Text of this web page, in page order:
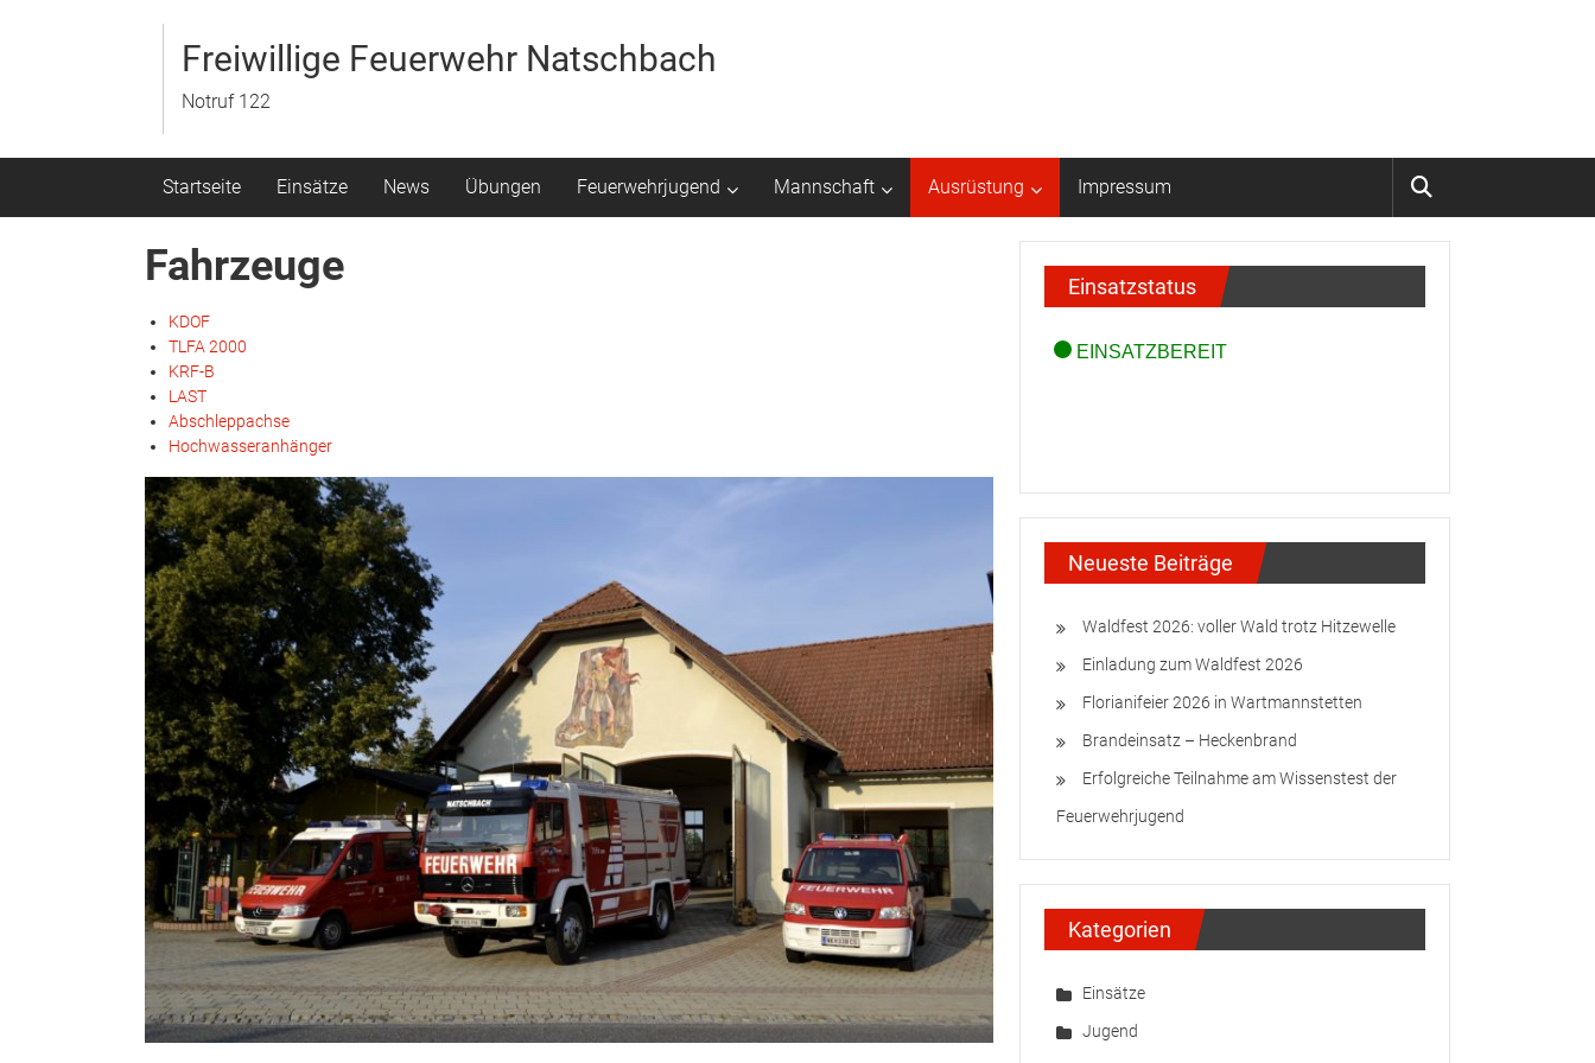
Freiwillige Feuerwehr Natschbach
Notruf 122
Startseite Einsätze News Übungen Feuerwehrjugend Mannschaft Ausrüstung Impressum
Fahrzeuge
KDOF
TLFA 2000
KRF-B
LAST
Abschleppachse
Hochwasseranhänger
Einsatzstatus
Neueste Beiträge
Waldfest 2026: voller Wald trotz Hitzewelle
Einladung zum Waldfest 2026
Florianifeier 2026 in Wartmannstetten
Brandeinsatz – Heckenbrand
Erfolgreiche Teilnahme am Wissenstest der
Feuerwehrjugend
Kategorien
Einsätze
Jugend